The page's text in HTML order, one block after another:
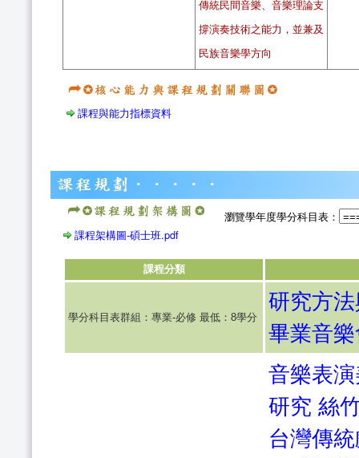
傳統民間音樂、音樂理論支
撐演奏技術之能力，並兼及
民族音樂學方向
課程與能力指標資料
瀏覽學年度學分科目表：
課程架構圖-碩士班.pdf
課程分類
學分科目表群組：專業-必修 最低：8學分
研究方
畢業音
音樂表
研究 絲
台灣傳